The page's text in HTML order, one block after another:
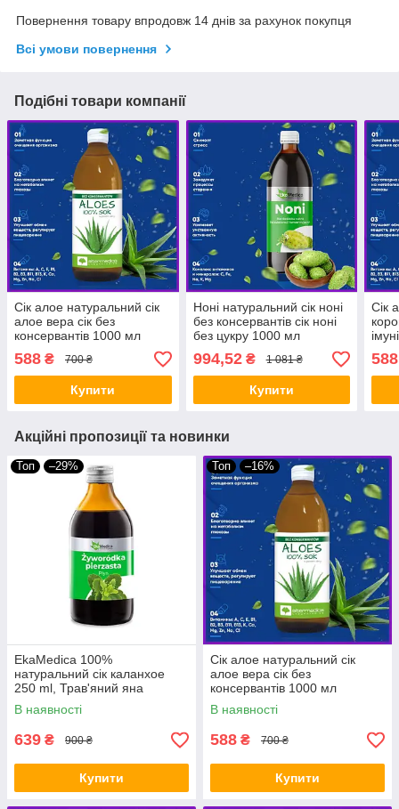
Повернення товару впродовж 14 днів за рахунок покупця
Всі умови повернення
Подібні товари компанії
Сік алое натуральний сік
алое вера сік без
консервантів 1000 мл
588 ₴ 700 ₴
Купити
Ноні натуральний сік ноні
без консервантів сік ноні
без цукру 1000 мл
994,52₴ 1 081 ₴
Купити
Сік
588
Акційні пропозиції та новинки
Топ –29%
EkaMedica 100%
натуральний сік каланхое
250 ml, Трав'яний яна
добавка для догляду за
шкірою і волоссям
В наявності
639 ₴ 900 ₴
Купити
Топ –16%
Сік алое натуральний сік
алое вера сік без
консервантів 1000 мл
Altermedica
В наявності
588 ₴ 700 ₴
Купити